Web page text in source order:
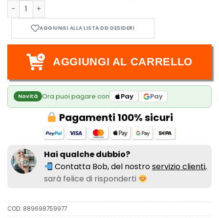
Funko POP! Disney: Inside Out 2 - Ennui 1448 quantità
AGGIUNGI AL CARRELLO
Novità Ora puoi pagare con Pay Pay
Pagamenti 100% sicuri
Hai qualche dubbio?
Contatta Bob, del nostroservizio clienti,
sarà felice di risponderti
COD: 889698759977